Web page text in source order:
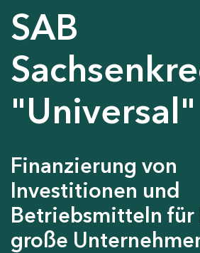
SAB
"Universal"
Finanzierung von
Investitionen und
Betriebsmitteln für
große